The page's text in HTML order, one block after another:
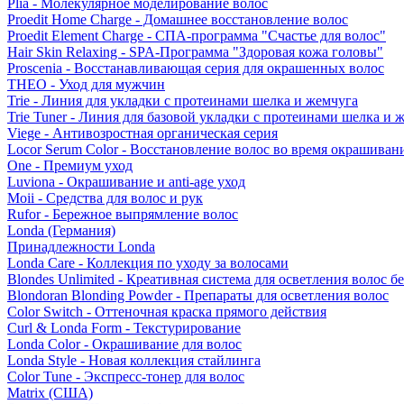
Plia - Молекулярное моделирование волос
Proedit Home Charge - Домашнее восстановление волос
Proedit Element Charge - СПА-программа "Счастье для волос"
Hair Skin Relaxing - SPA-Программа "Здоровая кожа головы"
Proscenia - Восстанавливающая серия для окрашенных волос
THEO - Уход для мужчин
Trie - Линия для укладки с протеинами шелка и жемчуга
Trie Tuner - Линия для базовой укладки с протеинами шелка и
Viege - Антивозростная органическая серия
Locor Serum Color - Восстановление волос во время
One - Премиум уход
Luviona - Окрашивание и anti-age уход
Moii - Средства для волос и рук
Rufor - Бережное выпрямление волос
Londa (Германия)
Принадлежности Londa
Londa Care - Коллекция по уходу за волосами
Blondes Unlimited - Креативная система для осветления волос
Blondoran Blonding Powder - Препараты для осветления волос
Color Switch - Оттеночная краска прямого действия
Curl & Londa Form - Текстурирование
Londa Color - Окрашивание для волос
Londa Style - Новая коллекция стайлинга
Color Tune - Экспресс-тонер для волос
Matrix (США)